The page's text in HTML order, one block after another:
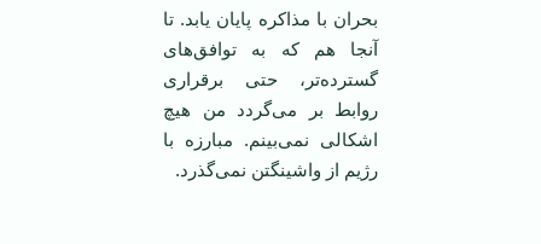
بحران با مذاکره پایان یابد. تا
آنجا هم که به توافق‌های
گسترده‌تر، حتی برقراری
روابط بر می‌گردد من هیچ
اشکالی نمی‌بینم. مبارزه با
رژیم از واشینگتن نمی‌گذرد.